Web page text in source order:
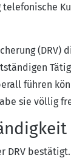
(DRV)
führen
sie völlig
DRV